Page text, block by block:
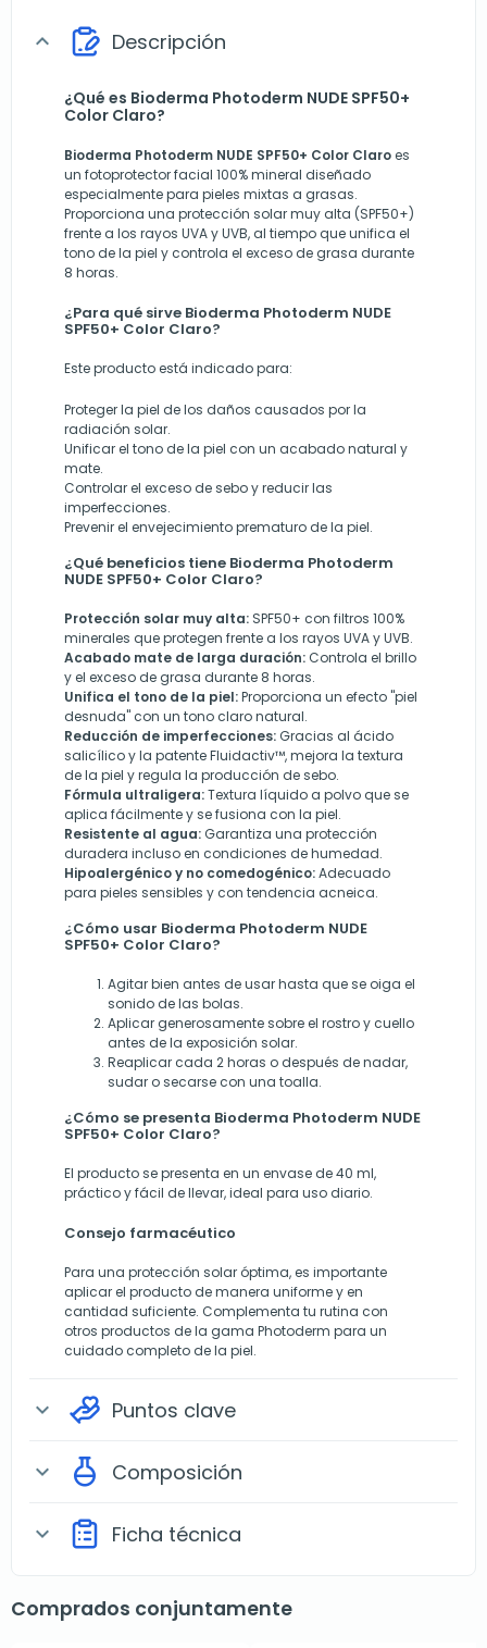
expand_more Descripción
¿Qué es Bioderma Photoderm NUDE SPF50+
Color Claro?
Bioderma Photoderm NUDE SPF50+ Color Claroes
un fotoprotector facial 100% mineral diseñado
especialmente para pieles mixtas a grasas.
Proporciona una protección solar muy alta (SPF50+)
frente a los rayos UVA y UVB, al tiempo que unifica el
tono de la piel y controla el exceso de grasa durante
8 horas.
¿Para qué sirve Bioderma Photoderm NUDE
SPF50+ Color Claro?
Este producto está indicado para:
Proteger la piel de los daños causados por la
radiación solar.
Unificar el tono de la piel con un acabado natural y
mate.
Controlar el exceso de sebo y reducir las
imperfecciones.
Prevenir el envejecimiento prematuro de la piel.
¿Qué beneficios tiene Bioderma Photoderm
NUDE SPF50+ Color Claro?
Protección solar muy alta: SPF50+ con filtros 100%
minerales que protegen frente a los rayos UVA y UVB.
Acabado mate de larga duración: Controla el brillo
y el exceso de grasa durante 8 horas.
Unifica el tono de la piel:Proporciona un efecto "piel
desnuda" con un tono claro natural.
Reducción de imperfecciones: Gracias al ácido
salicílico y la patente Fluidactiv™, mejora la textura
de la piel y regula la producción de sebo.
Fórmula ultraligera:Textura líquido a polvo que se
aplica fácilmente y se fusiona con la piel.
Resistente al agua: Garantiza una protección
duradera incluso en condiciones de humedad.
Hipoalergénico y no comedogénico:Adecuado
para pieles sensibles y con tendencia acneica.
¿Cómo usar Bioderma Photoderm NUDE
SPF50+ Color Claro?
Agitar bien antes de usar hasta que se oiga el
sonido de las bolas.
Aplicar generosamente sobre el rostro y cuello
antes de la exposición solar.
Reaplicar cada 2 horas o después de nadar,
sudar o secarse con una toalla.
¿Cómo se presenta Bioderma Photoderm NUDE
SPF50+ Color Claro?
El producto se presenta en un envase de 40 ml,
práctico y fácil de llevar, ideal para uso diario.
Consejo farmacéutico
Para una protección solar óptima, es importante
aplicar el producto de manera uniforme y en
cantidad suficiente. Complementa tu rutina con
otros productos de la gama Photoderm para un
cuidado completo de la piel.
expand_more Puntos clave
expand_more Composición
expand_more Ficha técnica
Comprados conjuntamente